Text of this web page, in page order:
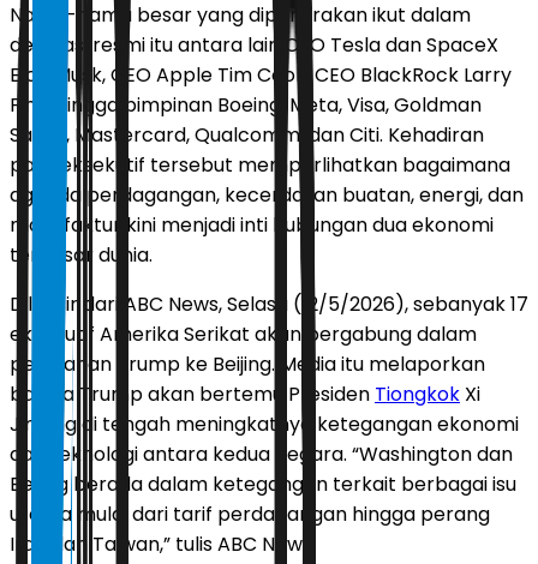
Nama-nama besar yang diperkirakan ikut dalam
delegasi resmi itu antara lain CEO Tesla dan SpaceX
Elon Musk, CEO Apple Tim Cook, CEO BlackRock Larry
Fink, hingga pimpinan Boeing, Meta, Visa, Goldman
Sachs, Mastercard, Qualcomm, dan Citi. Kehadiran
para eksekutif tersebut memperlihatkan bagaimana
agenda perdagangan, kecerdasan buatan, energi, dan
manufaktur kini menjadi inti hubungan dua ekonomi
terbesar dunia.
Dilansir dari ABC News, Selasa (12/5/2026), sebanyak 17
eksekutif Amerika Serikat akan bergabung dalam
perjalanan Trump ke Beijing. Media itu melaporkan
bahwa Trump akan bertemu Presiden Tiongkok Xi
Jinping di tengah meningkatnya ketegangan ekonomi
dan teknologi antara kedua negara. “Washington dan
Beijing berada dalam ketegangan terkait berbagai isu
utama mulai dari tarif perdagangan hingga perang
Iran dan Taiwan,” tulis ABC News.